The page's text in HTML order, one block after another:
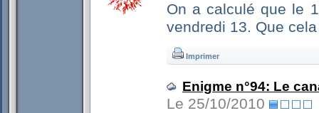
On a calculé que le
vendredi 13. Que
Imprimer
Enigme n°94: Le
Le 25/10/2010